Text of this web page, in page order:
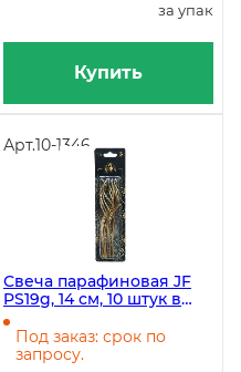
за упак
Купить
Арт.10-1346
Свеча парафиновая JF
PS19g, 14 см, 10 штук в
упаковке
Под заказ: срок по
запросу.